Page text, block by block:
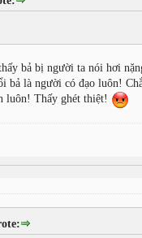
bả bị người ta nói hơi
bả là người có đạo luôn!
luôn! Thấy ghét thiệt!